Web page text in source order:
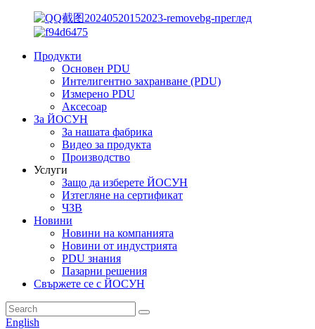
Продукти
Основен PDU
Интелигентно захранване (PDU)
Измерено PDU
Аксесоар
За ЙОСУН
За нашата фабрика
Видео за продукта
Производство
Услуги
Защо да изберете ЙОСУН
Изтегляне на сертификат
ЧЗВ
Новини
Новини на компанията
Новини от индустрията
PDU знания
Пазарни решения
Свържете се с ЙОСУН
English